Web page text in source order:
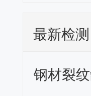
最新检测
钢材裂